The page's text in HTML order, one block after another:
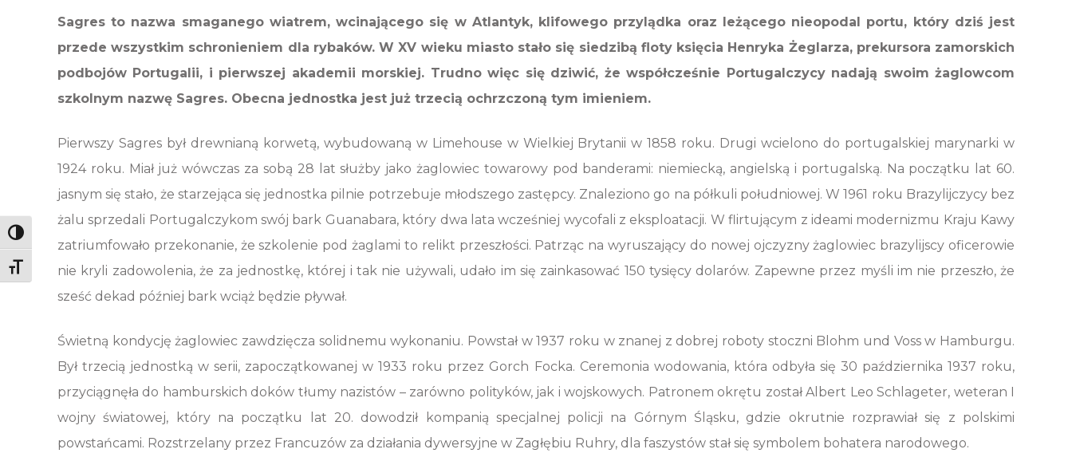
Toggle High Contrast
Toggle Font size
Sagres to nazwa smaganego wiatrem, wcinającego się w Atlantyk, klifowego przylądka oraz leżącego nieopodal portu, który dziś jest
przede wszystkim schronieniem dla rybaków. W XV wieku miasto stało się siedzibą floty księcia Henryka Żeglarza, prekursora zamorskich
podbojów Portugalii, i pierwszej akademii morskiej. Trudno więc się dziwić, że współcześnie Portugalczycy nadają swoim żaglowcom
szkolnym nazwę Sagres. Obecna jednostka jest już trzecią ochrzczoną tym imieniem.
Pierwszy Sagres był drewnianą korwetą, wybudowaną w Limehouse w Wielkiej Brytanii w 1858 roku. Drugi wcielono do portugalskiej marynarki w
1924 roku. Miał już wówczas za sobą 28 lat służby jako żaglowiec towarowy pod banderami: niemiecką, angielską i portugalską. Na początku lat 60.
jasnym się stało, że starzejąca się jednostka pilnie potrzebuje młodszego zastępcy. Znaleziono go na półkuli południowej. W 1961 roku Brazylijczycy bez
żalu sprzedali Portugalczykom swój bark Guanabara, który dwa lata wcześniej wycofali z eksploatacji. W flirtującym z ideami modernizmu Kraju Kawy
zatriumfowało przekonanie, że szkolenie pod żaglami to relikt przeszłości. Patrząc na wyruszający do nowej ojczyzny żaglowiec brazylijscy oficerowie
nie kryli zadowolenia, że za jednostkę, której i tak nie używali, udało im się zainkasować 150 tysięcy dolarów. Zapewne przez myśli im nie przeszło, że
sześć dekad później bark wciąż będzie pływał.
Świetną kondycję żaglowiec zawdzięcza solidnemu wykonaniu. Powstał w 1937 roku w znanej z dobrej roboty stoczni Blohm und Voss w Hamburgu.
Był trzecią jednostką w serii, zapoczątkowanej w 1933 roku przez Gorch Focka. Ceremonia wodowania, która odbyła się 30 października 1937 roku,
przyciągnęła do hamburskich doków tłumy nazistów – zarówno polityków, jak i wojskowych. Patronem okrętu został Albert Leo Schlageter, weteran I
wojny światowej, który na początku lat 20. dowodził kompanią specjalnej policji na Górnym Śląsku, gdzie okrutnie rozprawiał się z polskimi
powstańcami. Rozstrzelany przez Francuzów za działania dywersyjne w Zagłębiu Ruhry, dla faszystów stał się symbolem bohatera narodowego.